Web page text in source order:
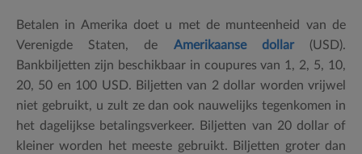
Betalen in Amerika doet u met de munteenheid van de
Verenigde Staten, de Amerikaanse dollar(USD).
Bankbiljetten zijn beschikbaar in coupures van 1, 2, 5, 10,
20, 50 en 100 USD. Biljetten van 2 dollar worden vrijwel
niet gebruikt, u zult ze dan ook nauwelijks tegenkomen in
het dagelijkse betalingsverkeer. Biljetten van 20 dollar of
kleiner worden het meeste gebruikt. Biljetten groter dan